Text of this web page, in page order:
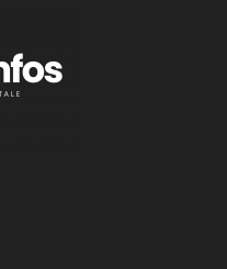
Nigeria,